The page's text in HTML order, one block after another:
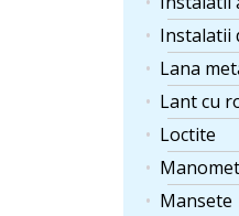
Instalatii
Lana
Lant cu
Loctite
Mansete